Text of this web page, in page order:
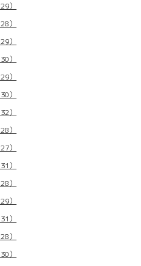
）
）
）
）
）
）
）
）
）
）
）
）
）
）
）